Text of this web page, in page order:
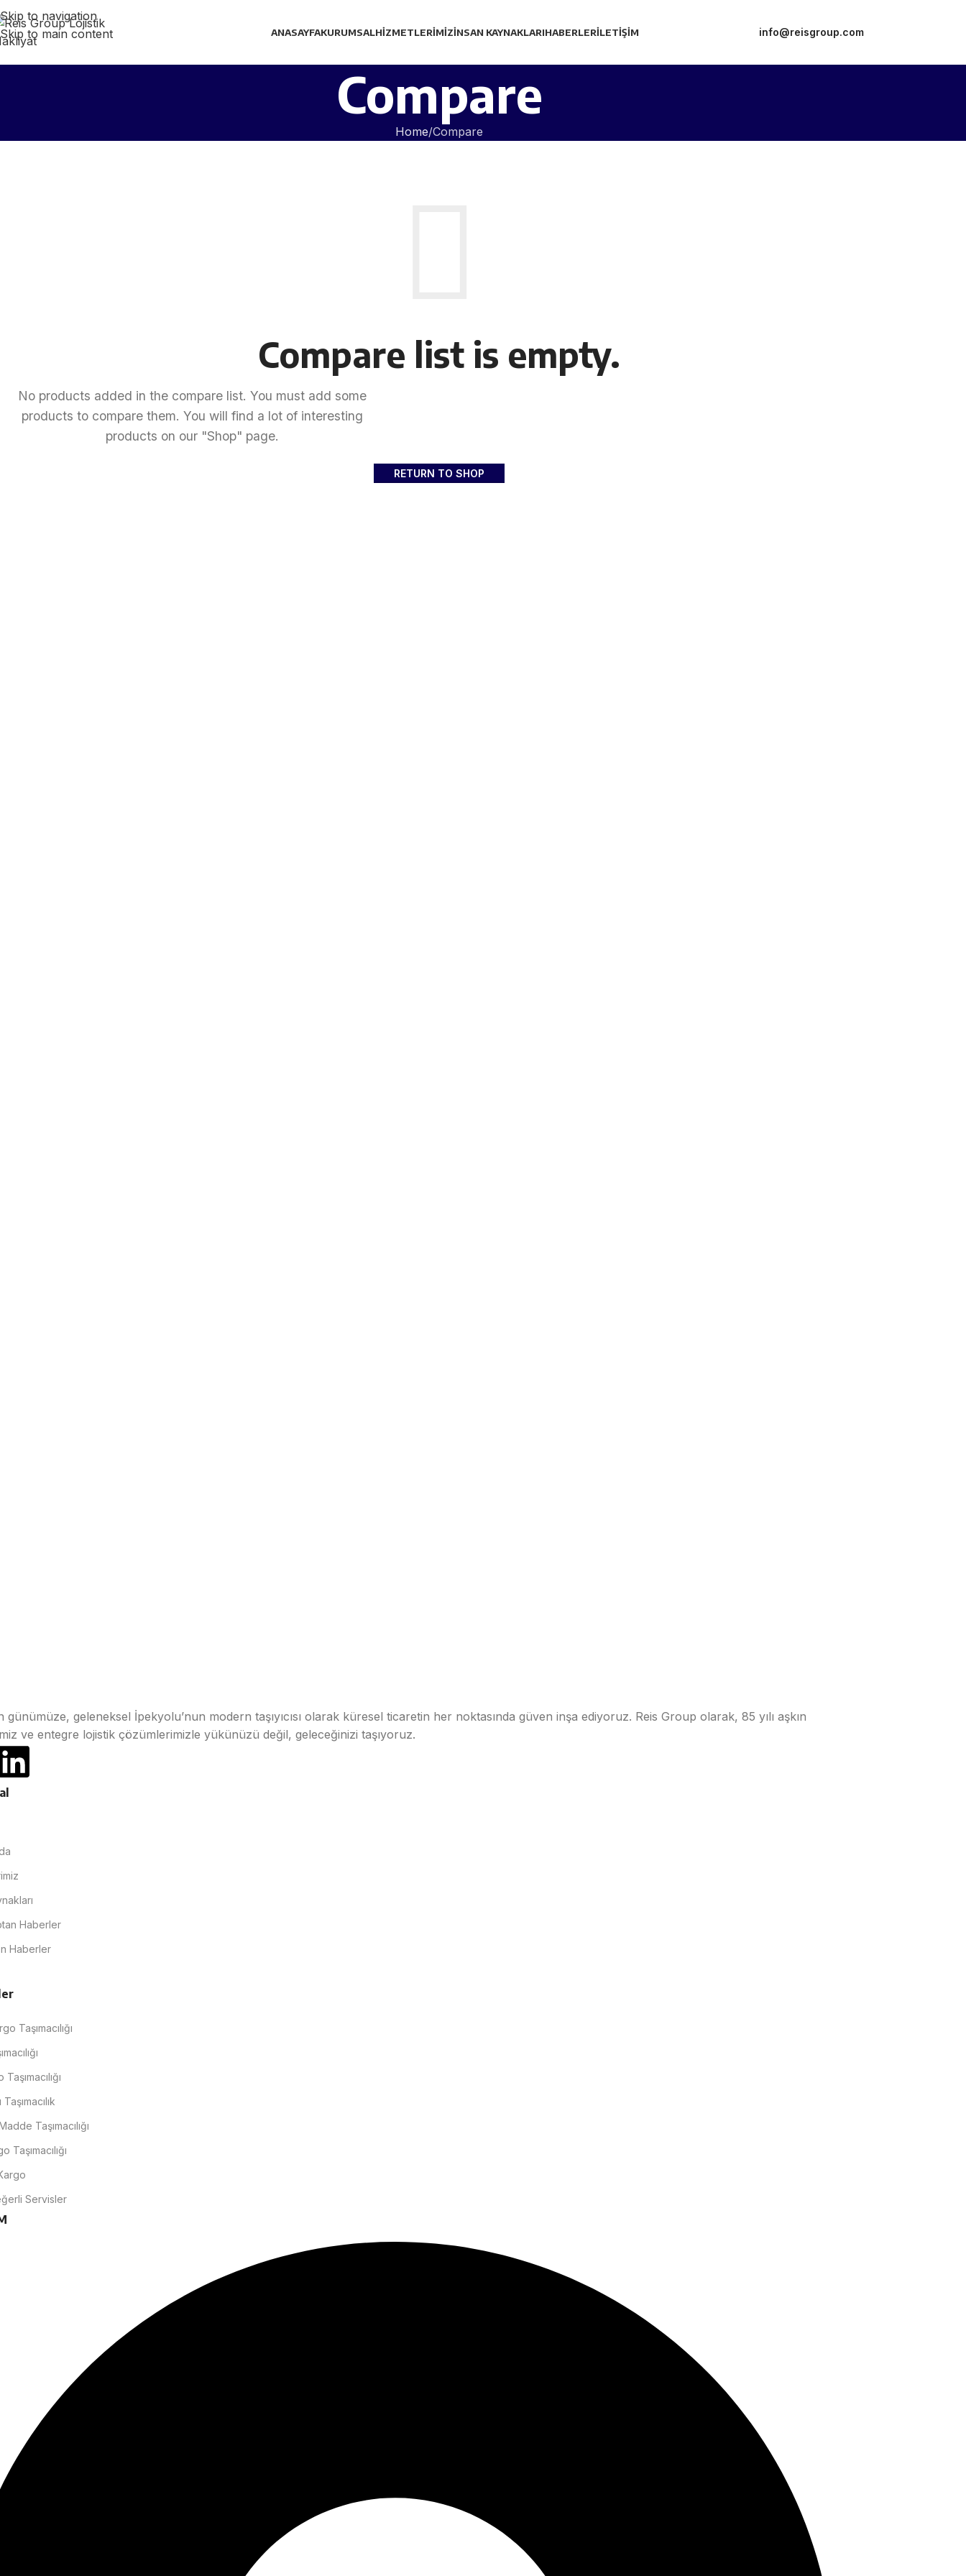
Skip to navigation
Skip to main content
ANASAYFAKURUMSALHIZMETLERIMIZİNSAN KAYNAKLARIHABERLERİLETIŞIM info@reisgroup.com
Compare
Home Compare
Compare list is empty.
No products added in the compare list. You must add some
products to compare them. You will find a lot of interesting
products on our "Shop" page.
RETURN TO SHOP
günümüze, geleneksel İpekyolu’nun modern taşıyıcısı olarak küresel ticaretin her noktasında güven inşa ediyoruz. Reis Group olarak, 85 yılı aşkın
ve entegre lojistik çözümlerimizle yükünüzü değil, geleceğinizi taşıyoruz.
Haberler
Haberler
Taşımacılığı
Taşımacılığı
Taşımacılığı
Taşımacılığı
Servisler